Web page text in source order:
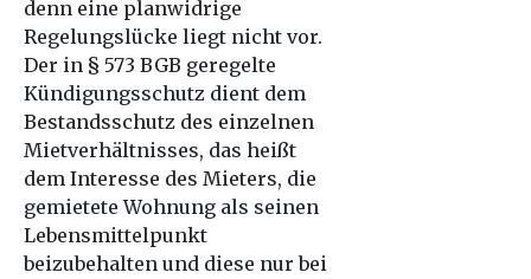
denn eine planwidrige
Regelungslücke liegt nicht vor.
Der in § 573 BGB geregelte
Kündigungsschutz dient dem
Bestandsschutz des einzelnen
Mietverhältnisses, das heißt
dem Interesse des Mieters, die
gemietete Wohnung als seinen
Lebensmittelpunkt
beizubehalten und diese nur bei